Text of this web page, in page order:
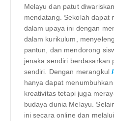
Melayu dan patut
mendatang. Sekolah dapat
dalam upaya ini dengan
dalam kurikulum,
pantun, dan mendorong
jenaka sendiri berdasarkan
sendiri. Dengan merangkul
hanya dapat
kreativitas tetapi juga
budaya dunia Melayu.
ini secara online dan